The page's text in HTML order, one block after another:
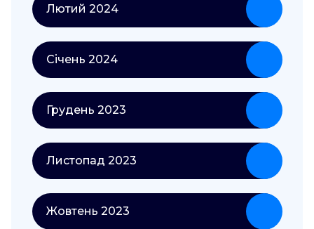
Лютий 2024
Січень 2024
Грудень 2023
Листопад 2023
Жовтень 2023